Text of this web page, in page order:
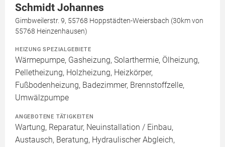
Schmidt Johannes
Gimbweilerstr. 9, 55768 Hoppstädten-Weiersbach (30km von
55768 Heinzenhausen)
HEIZUNG SPEZIALGEBIETE
Wärmepumpe, Gasheizung, Solarthermie, Ölheizung,
Pelletheizung, Holzheizung, Heizkörper,
Fußbodenheizung, Badezimmer, Brennstoffzelle,
Umwälzpumpe
ANGEBOTENE TÄTIGKEITEN
Wartung, Reparatur, Neuinstallation / Einbau,
Austausch, Beratung, Hydraulischer Abgleich,